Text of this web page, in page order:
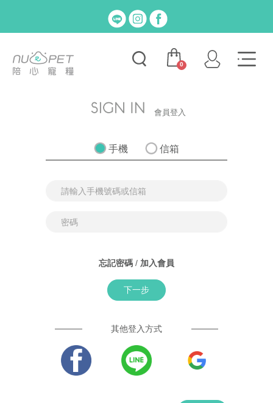
0
會員登入
手機 信箱
忘記密碼 / 加入會員
下一步
其他登入方式